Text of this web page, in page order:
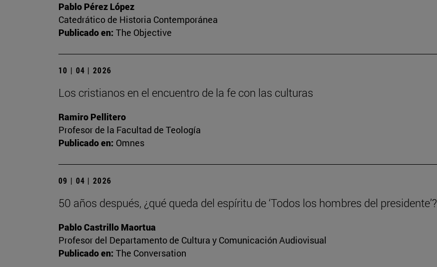
Pablo Pérez López
Catedrático de Historia Contemporánea
Publicado en: The Objective
10 | 04 | 2026
Los cristianos en el encuentro de la fe con las culturas
Ramiro Pellitero
Profesor de la Facultad de Teología
Publicado en: Omnes
09 | 04 | 2026
50 años después, ¿qué queda del espíritu de ‘Todos los hombres del presidente’?
Pablo Castrillo Maortua
Profesor del Departamento de Cultura y Comunicación Audiovisual
Publicado en: The Conversation